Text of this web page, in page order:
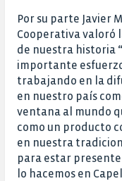
Por su parte Javier
Cooperativa valoró
de nuestra historia
importante
trabajando en la
en nuestro país
ventana al mundo
como un producto
en nuestra
para estar
lo hacemos en